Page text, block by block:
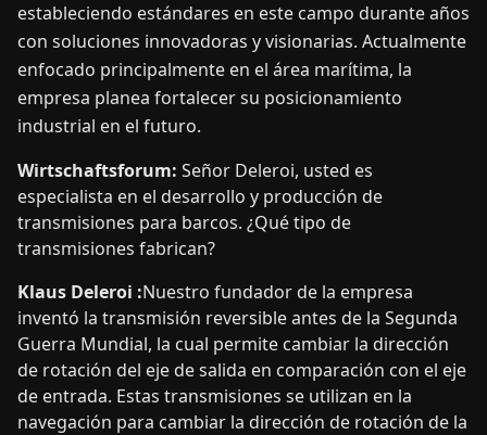
estableciendo estándares en este campo durante años
con soluciones innovadoras y visionarias. Actualmente
enfocado principalmente en el área marítima, la
empresa planea fortalecer su posicionamiento
industrial en el futuro.
Wirtschaftsforum: Señor Deleroi, usted es
especialista en el desarrollo y producción de
transmisiones para barcos. ¿Qué tipo de
transmisiones fabrican?
Klaus Deleroi :Nuestro fundador de la empresa
inventó la transmisión reversible antes de la Segunda
Guerra Mundial, la cual permite cambiar la dirección
de rotación del eje de salida en comparación con el eje
de entrada. Estas transmisiones se utilizan en la
navegación para cambiar la dirección de rotación de la